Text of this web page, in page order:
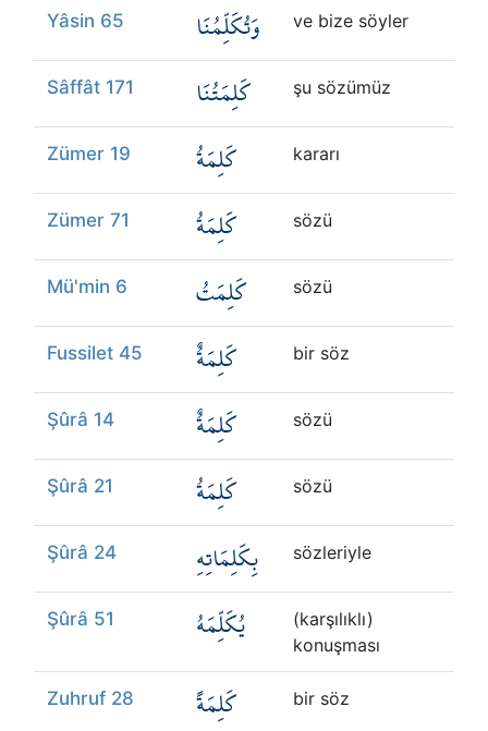
Yâsin 65 وَتُكَلِّمُنَا ve bize söyler
Sâffât 171 كَلِمَتُنَا şu sözümüz
Zümer 19 كَلِمَةُ kararı
Zümer 71 كَلِمَةُ sözü
Mü'min 6 كَلِمَتُ sözü
Fussilet 45 كَلِمَةٌ bir söz
Şûrâ 14 كَلِمَةٌ sözü
Şûrâ 21 كَلِمَةُ sözü
Şûrâ 24 بِكَلِمَاتِهِ sözleriyle
Şûrâ 51 يُكَلِّمَهُ
(karşılıklı)
konuşması
Zuhruf 28 كَلِمَةً bir söz